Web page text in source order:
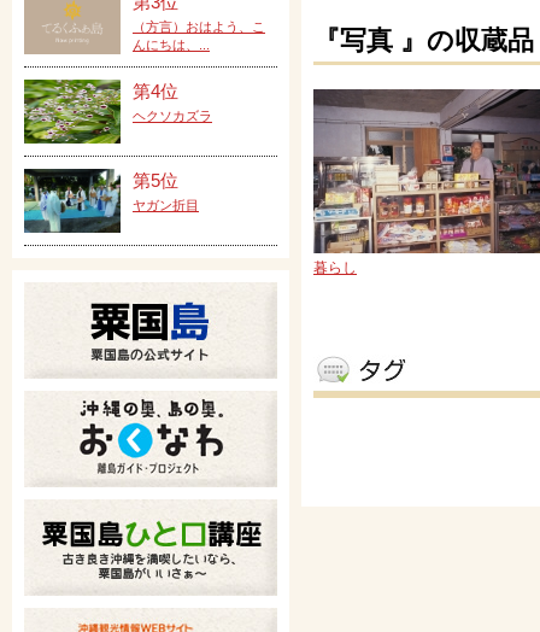
『写真 』の収蔵品
暮らし
（方言）おはよう、こ
んにちは、...
第4位
ヘクソカズラ
第5位
ヤガン折目